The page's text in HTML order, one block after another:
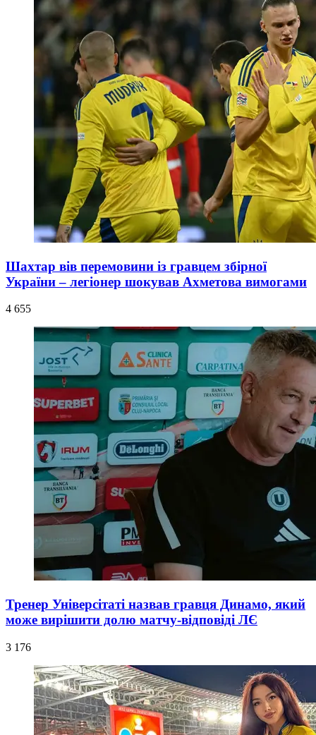
Шахтар вів перемовини із гравцем збірної
України – легіонер шокував Ахметова вимогами
4 655
Тренер Універсітаті назвав гравця Динамо, який
може вирішити долю матчу-відповіді ЛЄ
3 176